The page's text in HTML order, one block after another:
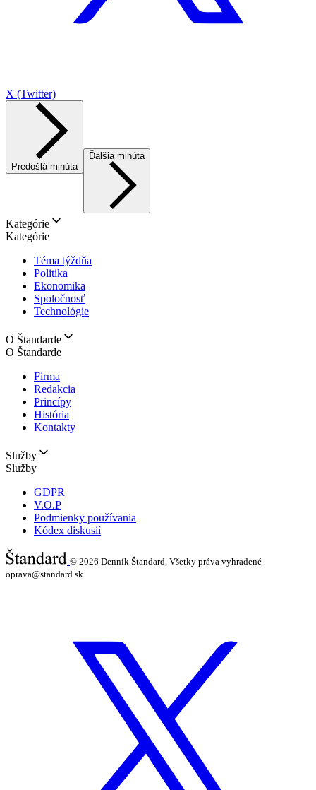
X (Twitter)
Predošlá minúta
Ďalšia minúta
Kategórie
Kategórie
Téma týždňa
Politika
Ekonomika
Spoločnosť
Technológie
O Štandarde
O Štandarde
Firma
Redakcia
Princípy
História
Kontakty
Služby
Služby
GDPR
V.O.P
Podmienky používania
Kódex diskusií
© 2026 Denník Štandard, Všetky práva vyhradené |
oprava@standard.sk